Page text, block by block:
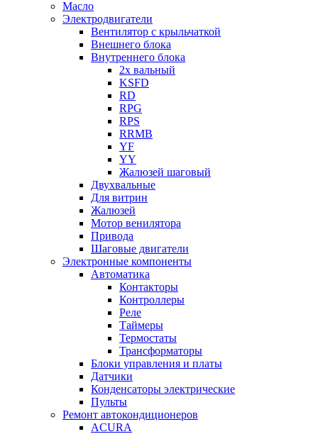
Масло
Электродвигатели
Вентилятор с крыльчаткой
Внешнего блока
Внутреннего блока
2х вальный
KSFD
RD
RPG
RPS
RRMB
YF
YY
Жалюзей шаговый
Двухвальные
Для витрин
Жалюзей
Мотор венилятора
Привода
Шаговые двигатели
Электронные компоненты
Автоматика
Контакторы
Контроллеры
Реле
Таймеры
Термостаты
Трансформаторы
Блоки управления и платы
Датчики
Конденсаторы электрические
Пульты
Ремонт автокондиционеров
ACURA